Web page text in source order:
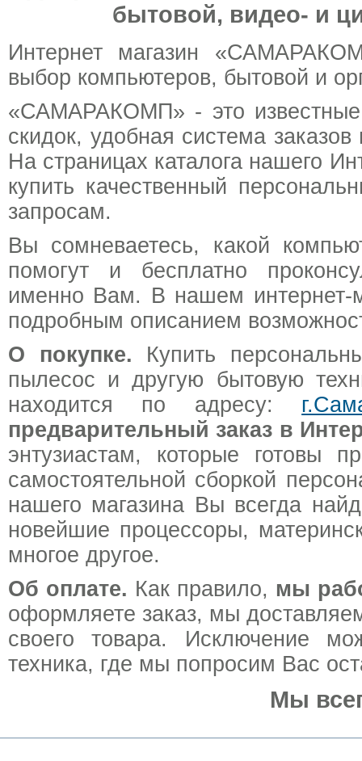
бытовой, видео- и
Интернет магазин
выбор компьютеров, бытовой и
«САМАРАКОМП» - это известные
скидок, удобная система
На страницах каталога нашего
купить качественный
запросам.
Вы сомневаетесь, какой
помогут и бесплатно
именно Вам. В нашем интернет-
подробным описанием
О покупке. Купить
пылесос и другую бытовую
находится по адресу:
предварительный заказ в
энтузиастам, которые готовы
самостоятельной сборкой
нашего магазина Вы всегда
новейшие процессоры,
многое другое.
Об оплате. Как правило, мы
оформляете заказ, мы
своего товара. Исключение
техника, где мы попросим Вас
Мы